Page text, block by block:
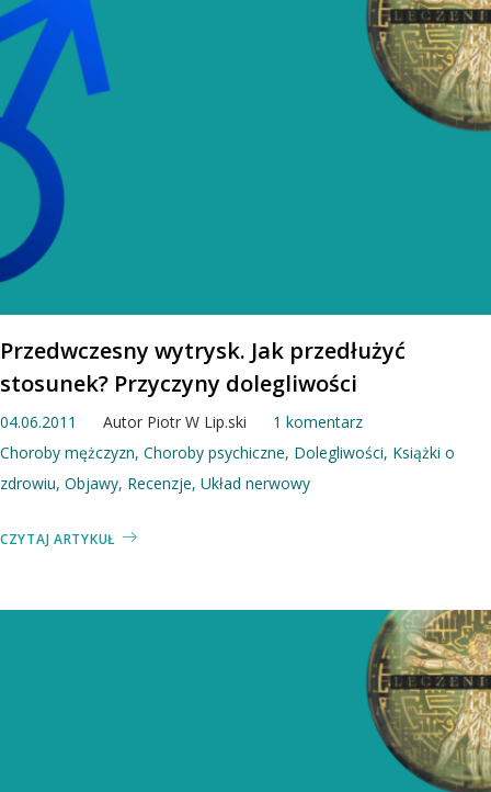
Przedwczesny wytrysk. Jak przedłużyć
stosunek? Przyczyny dolegliwości
04.06.2011 Autor Piotr W Lip.ski
1 komentarz
Choroby mężczyzn, Choroby psychiczne, Dolegliwości, Książki o
zdrowiu, Objawy, Recenzje, Układ nerwowy
CZYTAJ ARTYKUŁ